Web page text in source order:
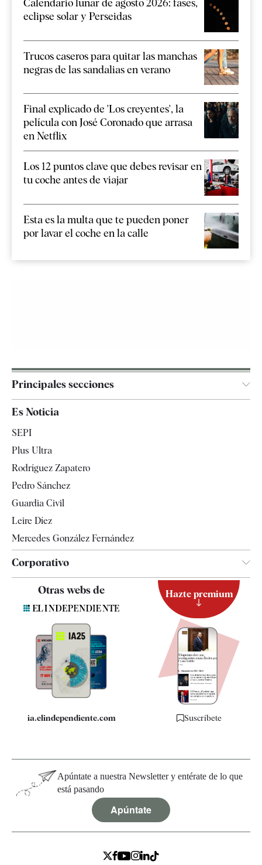
Calendario lunar de agosto 2026: fases,
eclipse solar y Perseidas
Trucos caseros para quitar las manchas
negras de las sandalias en verano
Final explicado de 'Los creyentes', la
película con José Coronado que arrasa
en Netflix
Los 12 puntos clave que debes revisar en
tu coche antes de viajar
Esta es la multa que te pueden poner
por lavar el coche en la calle
Principales secciones
España
Televisión
Es Noticia
SEPI
Plus Ultra
Rodríguez Zapatero
Pedro Sánchez
Guardia Civil
Leire Díez
Mercedes González Fernández
Corporativo
Contacto
Quiénes somos
Especificaciones
Otras webs de
ia.elindependiente.com
Hazte premium
Suscríbete
Apúntate a nuestra Newsletter y entérate de lo que
está pasando
Apúntate